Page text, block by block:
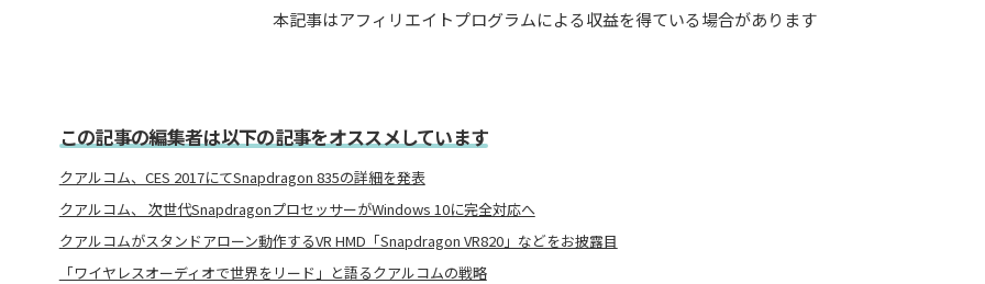
本記事はアフィリエイトプログラムによる収益を得ている場合があります
この記事の編集者は以下の記事をオススメしています
クアルコム、CES 2017にてSnapdragon 835の詳細を発表
クアルコム、 次世代SnapdragonプロセッサーがWindows 10に完全対応へ
クアルコムがスタンドアローン動作するVR HMD「Snapdragon VR820」などをお披露目
「ワイヤレスオーディオで世界をリード」と語るクアルコムの戦略